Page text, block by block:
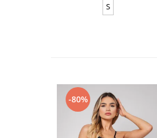
S
-80%